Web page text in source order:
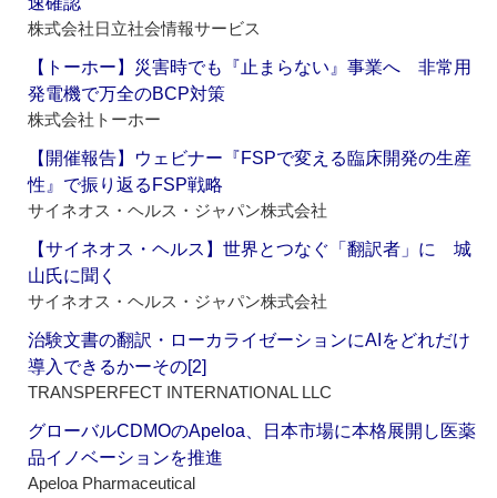
株式会社日立社会情報サービス
【トーホー】災害時でも『止まらない』事業へ 非常用
発電機で万全のBCP対策
株式会社トーホー
【開催報告】ウェビナー『FSPで変える臨床開発の生産
性』で振り返るFSP戦略
サイネオス・ヘルス・ジャパン株式会社
【サイネオス・ヘルス】世界とつなぐ「翻訳者」に 城
山氏に聞く
サイネオス・ヘルス・ジャパン株式会社
治験文書の翻訳・ローカライゼーションにAIをどれだけ
導入できるかーその[2]
TRANSPERFECT INTERNATIONAL LLC
グローバルCDMOのApeloa、日本市場に本格展開し医薬
品イノベーションを推進
Apeloa Pharmaceutical